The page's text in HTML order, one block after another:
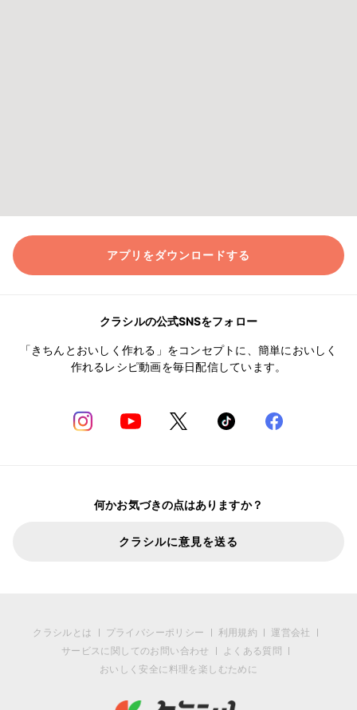
アプリをダウンロードする
クラシルの公式SNSをフォロー
「きちんとおいしく作れる」をコンセプトに、簡単においしく
作れるレシピ動画を毎日配信しています。
何かお気づきの点はありますか？
クラシルに意見を送る
クラシルとは プライバシーポリシー 利用規約
運営会社
サービスに関してのお問い合わせ
よくある質問
おいしく安全に料理を楽しむために